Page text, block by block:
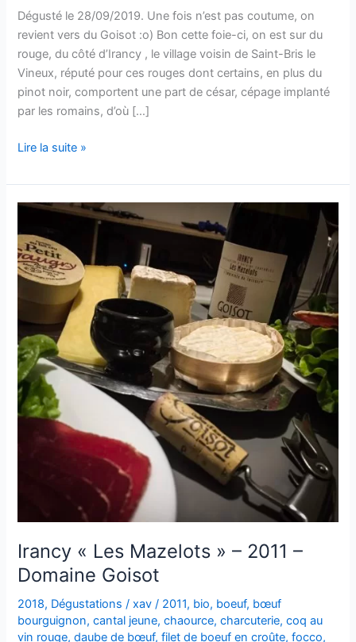
Dégusté le 28/09/2019. Une fois n’est pas coutume, on
revient vers du Goisot :o) Bon cette foie-ci, on est sur du
rouge, du côté d’Irancy , le village voisin de Saint-Bris le
Vineux, réputé pour ces rouges dont certains, en plus du
pinot noir, comportent une part de césar, cépage implanté
par les romains, d’où […]
Irancy
Les
Mazelots
2010
–
Domaine
Lire la suite »
Irancy « Les Mazelots » – 2011 –
Domaine Goisot
2018, Dégustations /xav/ 2011, bio, boeuf, bœuf
bourguignon,cantal jeune,chaource,charcuterie,coq au
vin rouge,daube de bœuf,filet de boeuf en croûte,focco,